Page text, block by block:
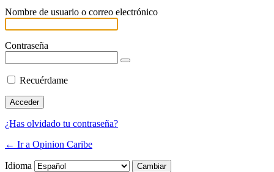
Nombre de usuario o correo electrónico
Contraseña
Recuérdame
¿Has olvidado tu contraseña?
← Ir a Opinion Caribe
Idioma